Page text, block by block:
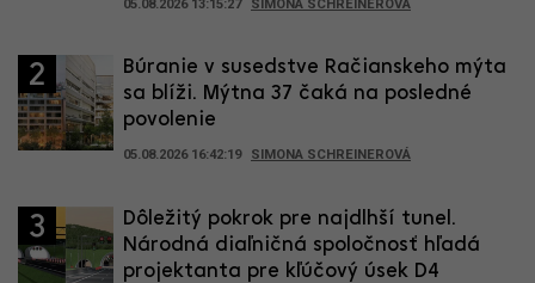
05.08.2026 13:15:27 SIMONA SCHREINEROVÁ
2
Búranie v susedstve Račianskeho mýta
sa blíži. Mýtna 37 čaká na posledné
povolenie
05.08.2026 16:42:19 SIMONA SCHREINEROVÁ
3
Dôležitý pokrok pre najdlhší tunel.
Národná diaľničná spoločnosť hľadá
projektanta pre kľúčový úsek D4